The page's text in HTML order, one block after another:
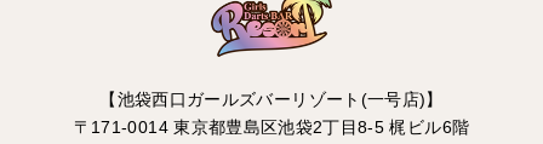
【池袋西口ガールズバーリゾート(一号店)】
〒171-0014 東京都豊島区池袋2丁目8-5 梶ビル6階